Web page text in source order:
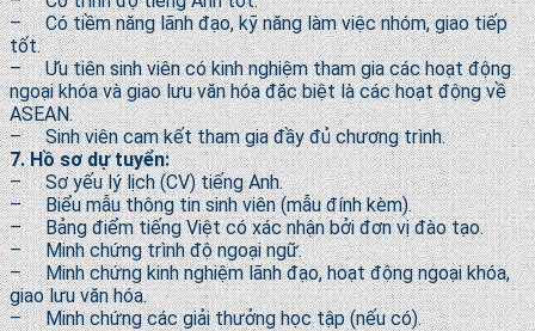
– Có tiềm năng lãnh đạo, kỹ năng làm việc nhóm, giao tiếp
tốt.
– Ưu tiên sinh viên có kinh nghiệm tham gia các hoạt động
ngoại khóa và giao lưu văn hóa đặc biệt là các hoạt động về
ASEAN.
– Sinh viên cam kết tham gia đầy đủ chương trình.
7. Hồ sơ dự tuyển:
– Sơ yếu lý lịch (CV) tiếng Anh.
– Biểu mẫu thông tin sinh viên (mẫu đính kèm).
– Bảng điểm tiếng Việt có xác nhận bởi đơn vị đào tạo.
– Minh chứng trình độ ngoại ngữ.
– Minh chứng kinh nghiệm lãnh đạo, hoạt động ngoại khóa,
giao lưu văn hóa.
– Minh chứng các giải thưởng học tập (nếu có).